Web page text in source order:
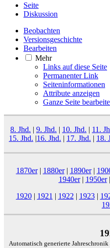
Seite
Diskussion
Beobachten
Versionsgeschichte
Bearbeiten
Mehr
Links auf diese Seite
Permanenter Link
Seiten­­informationen
Attribute anzeigen
Ganze Seite
8. Jhd. | 9. Jhd. | 10. Jhd. | 11.
15. Jhd. |16. Jhd. | 17. Jhd. | 18.
1870er| 1880er| 1890er|
1940er| 1950er|
1920| 1921 | 1922 | 1923|
Automatisch generierte Jahreschronik